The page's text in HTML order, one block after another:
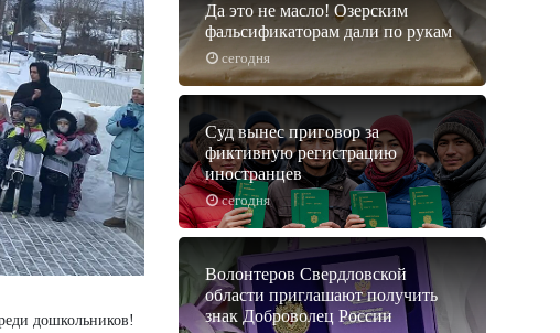
дошкольников!
сегодня
Да это не масло! Озерским
фальсификаторам дали по рукам
сегодня
Суд вынес приговор за
фиктивную регистрацию
иностранцев
Волонтеров Свердловской
области приглашают получить
знак Доброволец России